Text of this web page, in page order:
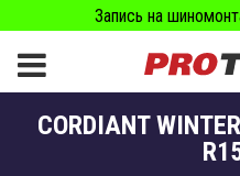
Запись на
CORDIANT